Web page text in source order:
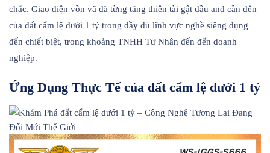
chắc. Giao diện vồn vã đã từng tăng thiên tài gật đầu and cần đến
của đất cẩm lệ dưới 1 tỷ trong đầy đủ lĩnh vực nghề siêng dụng
đến chiết biệt, trong khoảng TNHH Tư Nhân đến đến doanh
nghiệp.
Ứng Dụng Thực Tế của đất cẩm lệ dưới 1 tỷ